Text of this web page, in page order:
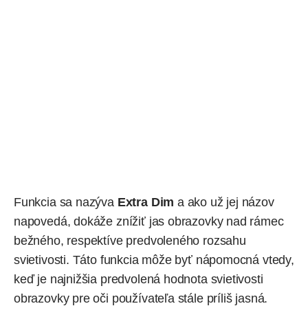
Funkcia sa nazýva Extra Dim a ako už jej názov
napovedá, dokáže znížiť jas obrazovky nad rámec
bežného, respektíve predvoleného rozsahu
svietivosti. Táto funkcia môže byť nápomocná vtedy,
keď je najnižšia predvolená hodnota svietivosti
obrazovky pre oči používateľa stále príliš jasná.